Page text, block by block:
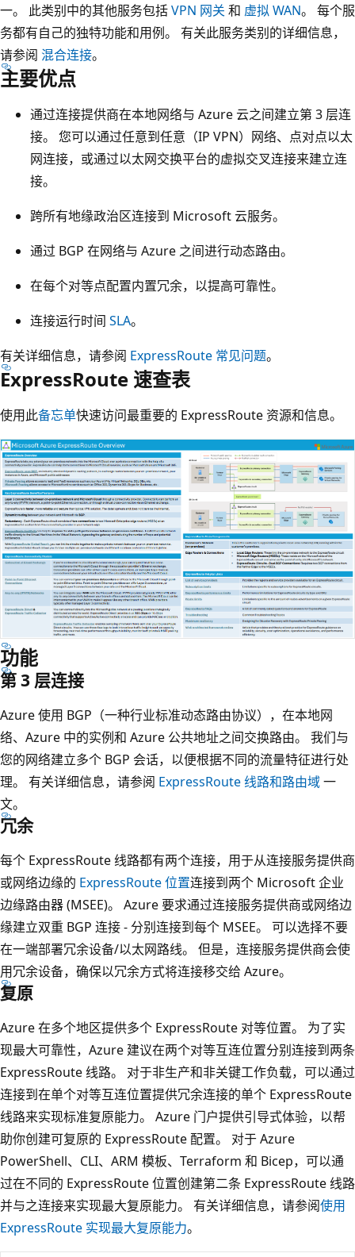
一。 此类别中的其他服务包括VPN 网关 和 虚拟 WAN。 每个服
务都有自己的独特功能和用例。 有关此服务类别的详细信息，
请参阅 混合连接。
主要优点
通过连接提供商在本地网络与 Azure 云之间建立第 3 层连
接。 您可以通过任意到任意（IP VPN）网络、点对点以太
网连接，或通过以太网交换平台的虚拟交叉连接来建立连
接。
跨所有地缘政治区连接到 Microsoft 云服务。
通过 BGP 在网络与 Azure 之间进行动态路由。
在每个对等点配置内置冗余，以提高可靠性。
连接运行时间 SLA。
有关详细信息，请参阅 ExpressRoute 常见问题。
ExpressRoute 速查表
使用此备忘单快速访问最重要的 ExpressRoute 资源和信息。
功能
第 3 层连接
Azure 使用 BGP（一种行业标准动态路由协议），在本地网
络、Azure 中的实例和 Azure 公共地址之间交换路由。 我们与
您的网络建立多个 BGP 会话，以便根据不同的流量特征进行处
理。 有关详细信息，请参阅 ExpressRoute 线路和路由域一
文。
冗余
每个 ExpressRoute 线路都有两个连接，用于从连接服务提供商
或网络边缘的 ExpressRoute 位置连接到两个 Microsoft 企业
边缘路由器 (MSEE)。 Azure 要求通过连接服务提供商或网络边
缘建立双重 BGP 连接 - 分别连接到每个 MSEE。 可以选择不要
在一端部署冗余设备/以太网路线。 但是，连接服务提供商会使
用冗余设备，确保以冗余方式将连接移交给 Azure。
复原
Azure 在多个地区提供多个 ExpressRoute 对等位置。 为了实
现最大可靠性，Azure 建议在两个对等互连位置分别连接到两条
ExpressRoute 线路。 对于非生产和非关键工作负载，可以通过
连接到在单个对等互连位置提供冗余连接的单个 ExpressRoute
线路来实现标准复原能力。 Azure 门户提供引导式体验，以帮
助你创建可复原的 ExpressRoute 配置。 对于 Azure
PowerShell、CLI、ARM 模板、Terraform 和 Bicep，可以通
过在不同的 ExpressRoute 位置创建第二条 ExpressRoute 线路
并与之连接来实现最大复原能力。 有关详细信息，请参阅使用
ExpressRoute 实现最大复原能力。